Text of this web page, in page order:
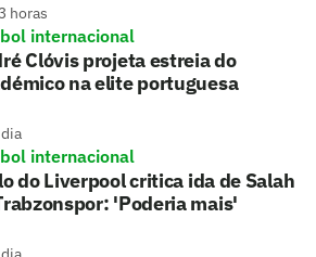
horas
internacional
Clóvis projeta estreia do
na elite portuguesa
internacional
do Liverpool critica ida de Salah
'Poderia mais'